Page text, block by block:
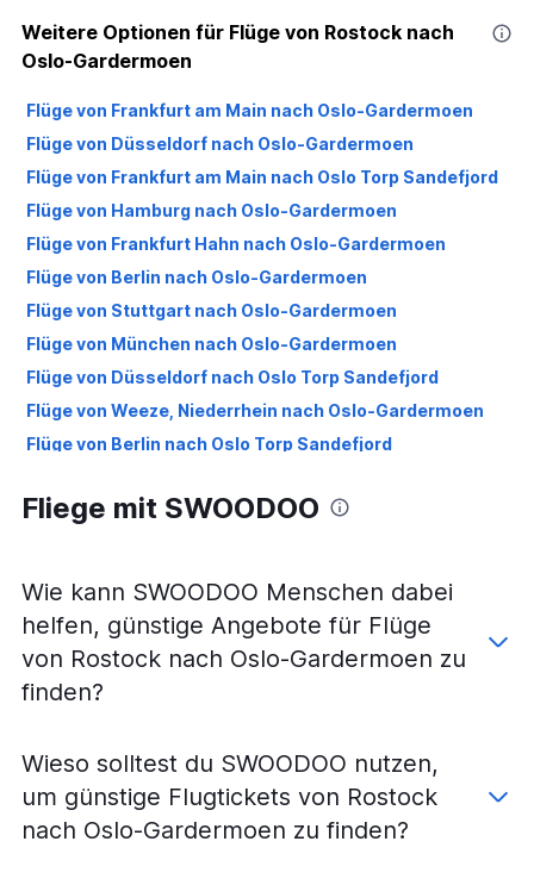
Weitere Optionen für Flüge von Rostock nach
Oslo-Gardermoen
Flüge von Frankfurt am Main nach Oslo-Gardermoen
Flüge von Düsseldorf nach Oslo-Gardermoen
Flüge von Frankfurt am Main nach Oslo Torp Sandefjord
Flüge von Hamburg nach Oslo-Gardermoen
Flüge von Frankfurt Hahn nach Oslo-Gardermoen
Flüge von Berlin nach Oslo-Gardermoen
Flüge von Stuttgart nach Oslo-Gardermoen
Flüge von München nach Oslo-Gardermoen
Flüge von Düsseldorf nach Oslo Torp Sandefjord
Flüge von Weeze, Niederrhein nach Oslo-Gardermoen
Flüge von Berlin nach Oslo Torp Sandefjord
Flüge von Frankfurt Hahn nach Oslo Torp Sandefjord
Flüge von Stuttgart nach Oslo Torp Sandefjord
Flüge von Hannover nach Oslo Torp Sandefjord
Flüge von Leipzig nach Oslo-Gardermoen
Flüge von Dresden nach Oslo-Gardermoen
Fliege mit SWOODOO
Wie kann SWOODOO Menschen dabei
helfen, günstige Angebote für Flüge
von Rostock nach Oslo-Gardermoen zu
finden?
Wieso solltest du SWOODOO nutzen,
um günstige Flugtickets von Rostock
nach Oslo-Gardermoen zu finden?